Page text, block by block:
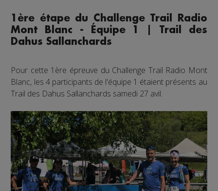
1ère étape du Challenge Trail Radio
Mont Blanc - Équipe 1 | Trail des
Dahus Sallanchards
Pour cette 1ère épreuve du Challenge Trail Radio Mont
Blanc, les 4 participants de l'équipe 1 étaient présents au
Trail des Dahus Sallanchards samedi 27 avil.